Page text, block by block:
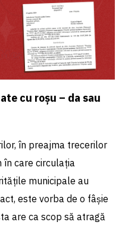
cu roșu – da sau
în preajma trecerilor
în care circulația
municipale au
este vorba de o fâșie
are ca scop să atragă